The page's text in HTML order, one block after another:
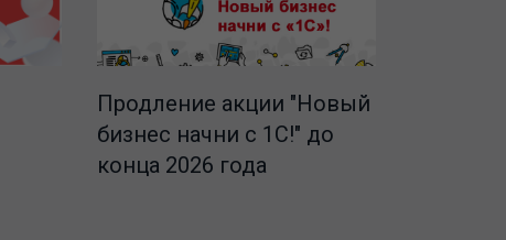
Продление акции "Новый
бизнес начни с 1С!" до
конца 2026 года